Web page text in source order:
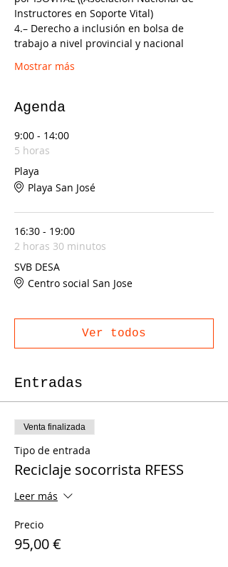
Instructores en Soporte Vital)
4.– Derecho a inclusión en bolsa de
trabajo a nivel provincial y nacional
Mostrar más
Agenda
9:00 - 14:00
5 horas
Playa
Playa San José
16:30 - 19:00
2 horas 30 minutos
SVB DESA
Centro social San Jose
Ver todos
Entradas
Venta finalizada
Tipo de entrada
Reciclaje socorrista RFESS
Leer más
Precio
95,00 €